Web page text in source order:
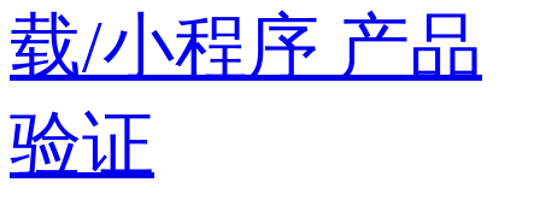
载/小程序 产品
验证